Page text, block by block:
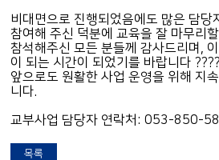
비대면으로 진행되었음에도 많은 담당
참여해 주신 덕분에 교육을 잘 마무리
참석해주신 모든 분들께 감사드리며,
이 되는 시간이 되었기를 바랍니다 ????
앞으로도 원활한 사업 운영을 위해 지
니다.
교부사업 담당자 연락처: 053-850-
목록